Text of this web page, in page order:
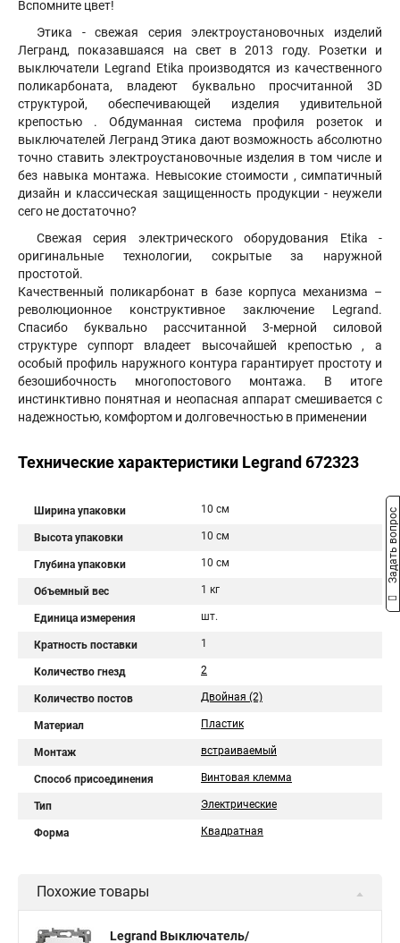
Вспомните цвет!
Этика - свежая серия электроустановочных изделий
Легранд, показавшаяся на свет в 2013 году. Розетки и
выключатели Legrand Etika производятся из качественного
поликарбоната, владеют буквально просчитанной 3D
структурой, обеспечивающей изделия удивительной
крепостью . Обдуманная система профиля розеток и
выключателей Легранд Этика дают возможность абсолютно
точно ставить электроустановочные изделия в том числе и
без навыка монтажа. Невысокие стоимости , симпатичный
дизайн и классическая защищенность продукции - неужели
сего не достаточно?
Свежая серия электрического оборудования Etika -
оригинальные технологии, сокрытые за наружной
простотой.
Качественный поликарбонат в базе корпуса механизма –
революционное конструктивное заключение Legrand.
Спасибо буквально рассчитанной 3-мерной силовой
структуре суппорт владеет высочайшей крепостью , а
особый профиль наружного контура гарантирует простоту и
безошибочность многопостового монтажа. В итоге
инстинктивно понятная и неопасная аппарат смешивается с
надежностью, комфортом и долговечностью в применении
Технические характеристики Legrand 672323
Ширина упаковки 10 см
Высота упаковки 10 см
Глубина упаковки 10 см
Объемный вес 1 кг
Единица измерения шт.
Кратность поставки 1
Количество гнезд 2
Количество постов Двойная (2)
Материал Пластик
Монтаж встраиваемый
Способ присоединения Винтовая клемма
Тип Электрические
Форма Квадратная
Похожие товары
Legrand Выключатель/
Задать вопрос